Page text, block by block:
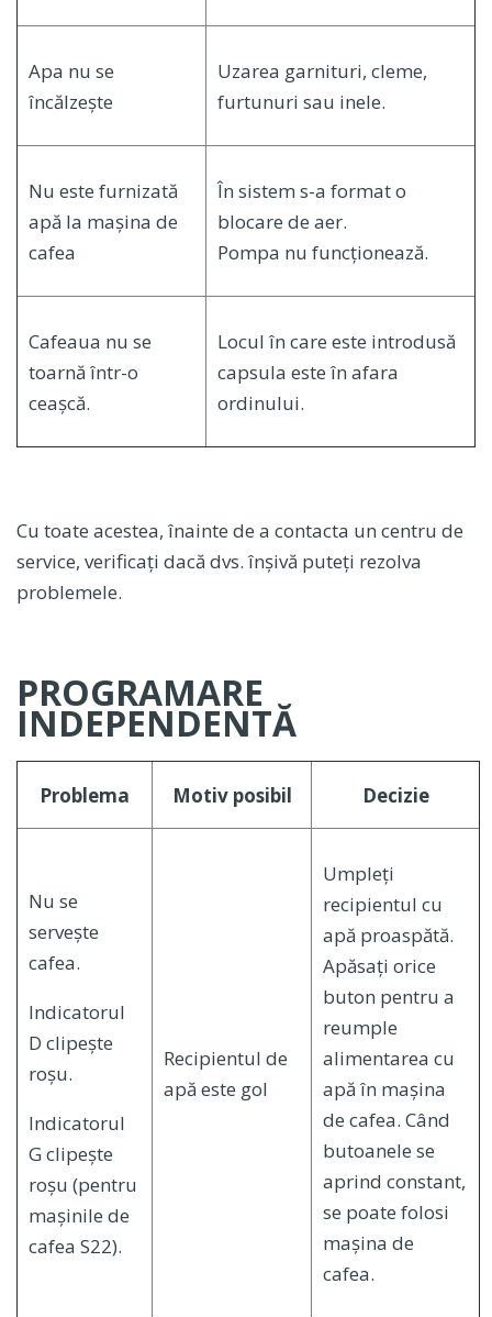
Apa nu se
încălzește
Uzarea garnituri, cleme,
furtunuri sau inele.
Nu este furnizată
apă la mașina de
cafea
În sistem s-a format o
blocare de aer.
Pompa nu funcționează.
Cafeaua nu se
toarnă într-o
ceașcă.
Locul în care este introdusă
capsula este în afara
ordinului.
Cu toate acestea, înainte de a contacta un centru de
service, verificați dacă dvs. înșivă puteți rezolva
problemele.
PROGRAMARE
INDEPENDENTĂ
Problema Motiv posibil Decizie
Nu se
servește
cafea.
Indicatorul
D clipește
roșu.
Indicatorul
G clipește
roșu (pentru
mașinile de
cafea S22).
Recipientul de
apă este gol
Umpleți
recipientul cu
apă proaspătă.
Apăsați orice
buton pentru a
reumple
alimentarea cu
apă în mașina
de cafea. Când
butoanele se
aprind constant,
se poate folosi
mașina de
cafea.